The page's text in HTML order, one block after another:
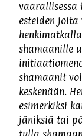
vaarallisessa
esteiden
shamaanille
shamaanit
keskenään.
esimerkiksi
jäniksiä tai